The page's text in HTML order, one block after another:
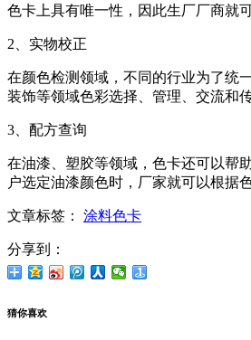
色卡上具有唯一性，因此生厂厂商就
2、实物校正
在颜色检测领域，不同的行业为了统
装饰等领域色彩选择、管理、交流和
3、配方查询
在油漆、塑胶等领域，色卡还可以帮
户选定油漆颜色时，厂家就可以根据
文章标签： 涂料色卡
分享到：
猜你喜欢